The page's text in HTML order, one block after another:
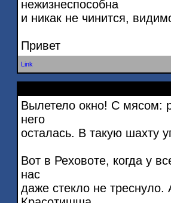
нежизнеспособна
и никак не чинится,
Привет
Link
Вылетело окно! С мясом:
него
осталaсь. В такую шахту
Вот в Реховоте, когда у
нас
даже стекло не треснуло.